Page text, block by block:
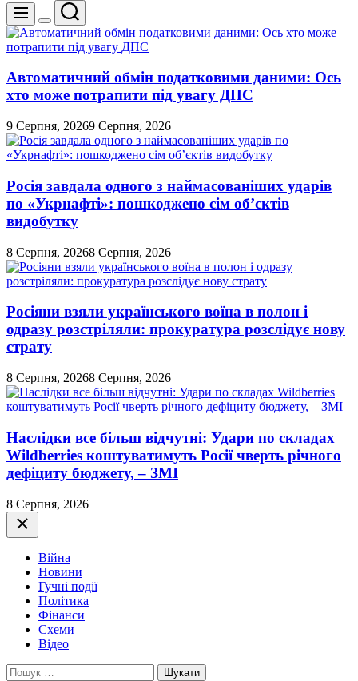
Меню
Перемикач
кольорового
режиму
Пошук
Автоматичний обмін податковими даними: Ось
хто може потрапити під увагу ДПС
9 Серпня, 20269 Серпня, 2026
Росія завдала одного з наймасованіших ударів
по «Укрнафті»: пошкоджено сім об’єктів
видобутку
8 Серпня, 20268 Серпня, 2026
Росіяни взяли українського воїна в полон і
одразу розстріляли: прокуратура розслідує нову
страту
8 Серпня, 20268 Серпня, 2026
Наслідки все більш відчутні: Удари по складах
Wildberries коштуватимуть Росії чверть річного
дефіциту бюджету, – ЗМІ
8 Серпня, 2026
Закрити
Війна
Новини
Гучні події
Політика
Фінанси
Схеми
Відео
Пошук: